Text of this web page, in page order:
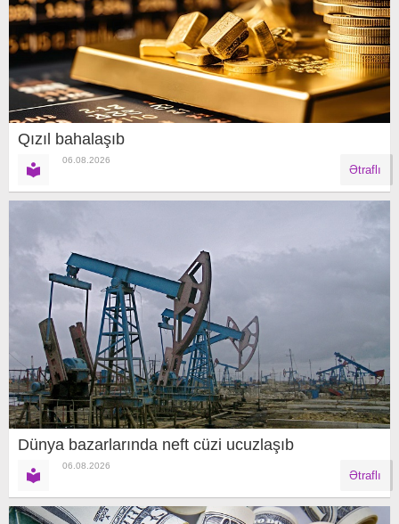
Qızıl bahalaşıb
06.08.2026
Ətraflı
Dünya bazarlarında neft cüzi ucuzlaşıb
06.08.2026
Ətraflı